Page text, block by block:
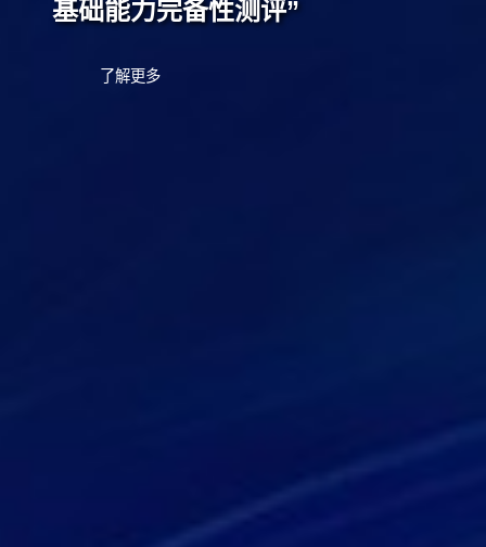
基础能力完备性测评”
了解更多